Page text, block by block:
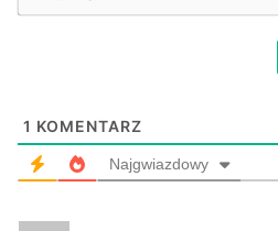
1 KOMENTARZ
Najgwiazdowy